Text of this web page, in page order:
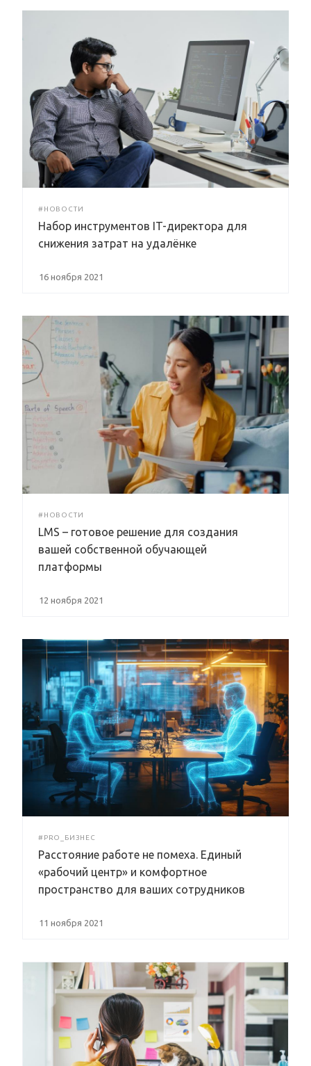
#НОВОСТИ
Набор инструментов IT-директора для
снижения затрат на удалёнке
16 ноября 2021
#НОВОСТИ
LMS – готовое решение для создания
вашей собственной обучающей
платформы
12 ноября 2021
#PRO_БИЗНЕС
Расстояние работе не помеха. Единый
«рабочий центр» и комфортное
пространство для ваших сотрудников
11 ноября 2021